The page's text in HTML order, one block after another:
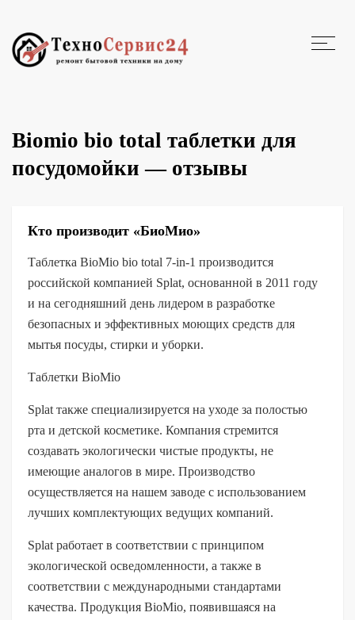
Biomio bio total таблетки для
посудомойки — отзывы
Кто производит «БиоМио»
Таблетка BioMio bio total 7-in-1 производится
российской компанией Splat, основанной в 2011 году
и на сегодняшний день лидером в разработке
безопасных и эффективных моющих средств для
мытья посуды, стирки и уборки.
Таблетки BioMio
Splat также специализируется на уходе за полостью
рта и детской косметике. Компания стремится
создавать экологически чистые продукты, не
имеющие аналогов в мире. Производство
осуществляется на нашем заводе с использованием
лучших комплектующих ведущих компаний.
Splat работает в соответствии с принципом
экологической осведомленности, а также в
соответствии с международными стандартами
качества. Продукция BioMio, появившаяся на